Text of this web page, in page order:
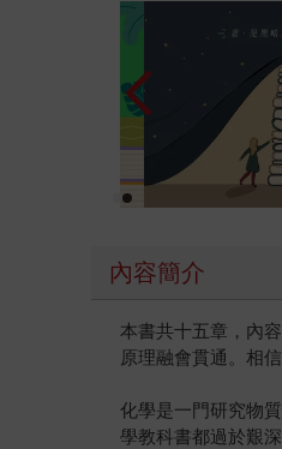
內容簡介
本書共十五章，內
原理融會貫通。相
化學是一門研究物
學教科書都過於艱